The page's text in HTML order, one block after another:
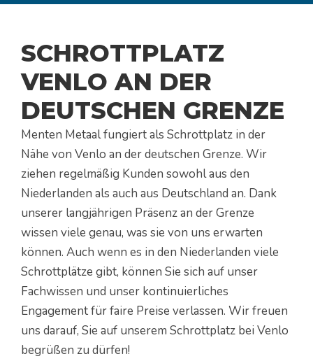
SCHROTTPLATZ
VENLO AN DER
DEUTSCHEN GRENZE
Menten Metaal fungiert als Schrottplatz in der
Nähe von Venlo an der deutschen Grenze. Wir
ziehen regelmäßig Kunden sowohl aus den
Niederlanden als auch aus Deutschland an. Dank
unserer langjährigen Präsenz an der Grenze
wissen viele genau, was sie von uns erwarten
können. Auch wenn es in den Niederlanden viele
Schrottplätze gibt, können Sie sich auf unser
Fachwissen und unser kontinuierliches
Engagement für faire Preise verlassen. Wir freuen
uns darauf, Sie auf unserem Schrottplatz bei Venlo
begrüßen zu dürfen!